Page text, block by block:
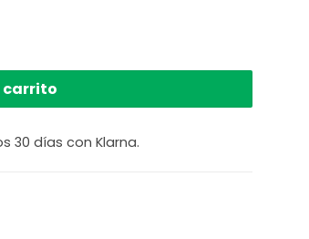
Globo Connor cantidad
carrito
30 días con Klarna.